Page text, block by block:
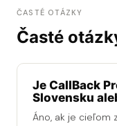
ČASTÉ OTÁZKY
Časté
Je CallBack
Slovensku
Áno, ak je cieľom